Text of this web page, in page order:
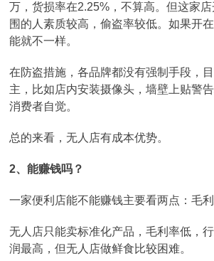
万，货损率在2.25%，不算高。但这家
围的人素质较高，偷盗率较低。如果开
能就不一样。
在防盗措施，各品牌都没有强制手段，
主，比如店内安装摄像头，墙壁上贴警
消费者自觉。
总的来看，无人店有成本优势。
2、能赚钱吗？
一家便利店能不能赚钱主要看两点：毛利
无人店只能卖标准化产品，毛利率低，
润最高，但无人店做鲜食比较困难。